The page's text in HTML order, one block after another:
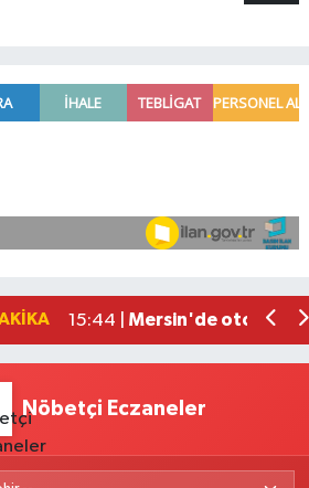
Antalya
15:44 | Mersin'de otomobil
Nöbetçi Eczaneler